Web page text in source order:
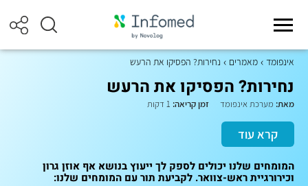
אינפומד מאמרים נחירות? הפסיקו את הרעש
נחירות? הפסיקו את הרעש
מאת: מערכת אינפומד זמן קריאה:
קרא עוד
המומחים שלנו יכולים לספק לך ייעוץ בנושא אף אוזן גרון
וכירורגיית ראש-צוואר. לקביעת תור עם המומחים שלנו: